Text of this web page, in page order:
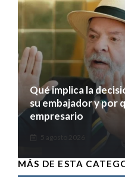
Qué implica la
su embajador y por
empresario
5 agosto 2026
MÁS DE ESTA